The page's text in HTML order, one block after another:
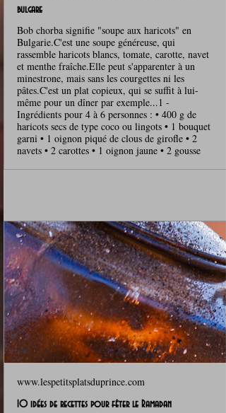
bulgare
Bob chorba signifie "soupe aux haricots" en
Bulgarie.C'est une soupe généreuse, qui
rassemble haricots blancs, tomate, carotte, navet
et menthe fraîche.Elle peut s'apparenter à un
minestrone, mais sans les courgettes ni les
pâtes.C'est un plat copieux, qui se suffit à lui-
même pour un dîner par exemple...1 -
Ingrédients pour 4 à 6 personnes : • 400 g de
haricots secs de type coco ou lingots • 1 bouquet
garni • 1 oignon piqué de clous de girofle • 2
navets • 2 carottes • 1 oignon jaune • 2 gousse
www.lespetitsplatsduprince.com
10 idées de recettes pour fêter le Ramadan